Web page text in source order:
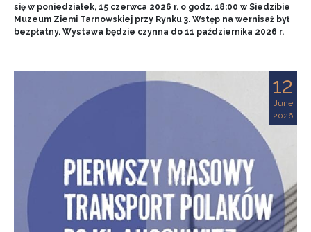
się w poniedziałek, 15 czerwca 2026 r. o godz. 18:00 w Siedzibie
Muzeum Ziemi Tarnowskiej przy Rynku 3. Wstęp na wernisaż był
bezpłatny. Wystawa będzie czynna do 11 października 2026 r.
12
June
2026